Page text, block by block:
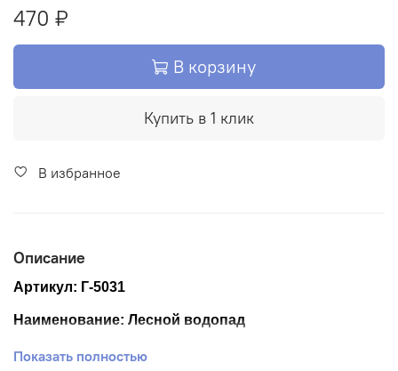
470 ₽
В корзину
Купить в 1 клик
В избранное
Описание
Артикул: Г-5031
Наименование: Лесной водопад
Размер ткани 40*50 см
Показать полностью